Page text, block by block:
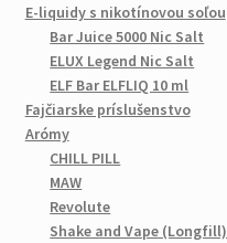
E-liquidy s nikotínovou soľou
Bar Juice 5000 Nic Salt
ELUX Legend Nic Salt
ELF Bar ELFLIQ 10 ml
Fajčiarske príslušenstvo
Arómy
CHILL PILL
MAW
Revolute
Shake and Vape (Longfill)